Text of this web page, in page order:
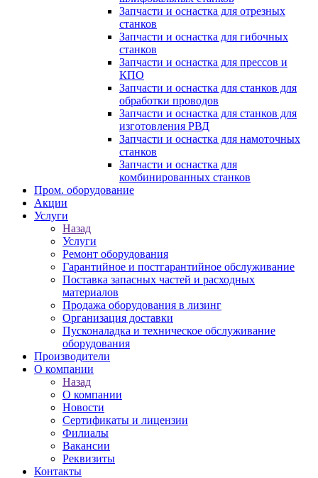
Запчасти и оснастка для отрезных
станков
Запчасти и оснастка для гибочных
станков
Запчасти и оснастка для прессов и
КПО
Запчасти и оснастка для станков для
обработки проводов
Запчасти и оснастка для станков для
изготовления РВД
Запчасти и оснастка для намоточных
станков
Запчасти и оснастка для
комбинированных станков
Пром. оборудование
Акции
Услуги
Назад
Услуги
Ремонт оборудования
Гарантийное и постгарантийное обслуживание
Поставка запасных частей и расходных
материалов
Продажа оборудования в лизинг
Организация доставки
Пусконаладка и техническое обслуживание
оборудования
Производители
О компании
Назад
О компании
Новости
Сертификаты и лицензии
Филиалы
Вакансии
Реквизиты
Контакты